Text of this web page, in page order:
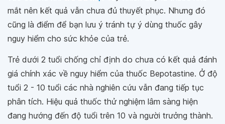
mắt nên kết quả vẫn chưa đủ thuyết phục. Nhưng đó
cũng là điểm để bạn lưu ý tránh tự ý dùng thuốc gây
nguy hiểm cho sức khỏe của trẻ.
Trẻ dưới 2 tuổi chống chỉ định do chưa có kết quả đánh
giá chính xác về nguy hiểm của thuốc Bepotastine. Ở độ
tuổi 2 - 10 tuổi các nhà nghiên cứu vẫn đang tiếp tục
phân tích. Hiệu quả thuốc thử nghiệm lâm sàng hiện
đang hướng đến độ tuổi trên 10 và người trưởng thành.